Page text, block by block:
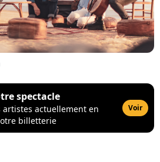
spectacle
artistes actuellement en
billetterie
Voir